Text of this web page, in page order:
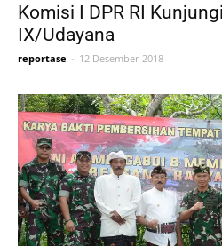
Komisi I DPR RI
IX/Udayana
reportase - 12 Desember 2018